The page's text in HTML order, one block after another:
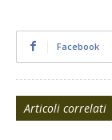
Facebook
Articoli correlati